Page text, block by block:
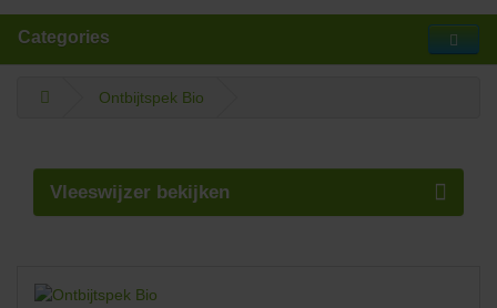
Categories
Ontbijtspek Bio
Vleeswijzer bekijken